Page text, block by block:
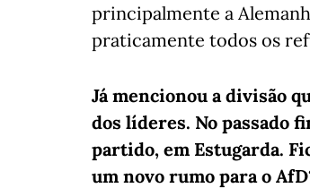
principalmente a
praticamente todos os
Já mencionou a divisão
dos líderes. No passado
partido, em Estugarda.
um novo rumo para o